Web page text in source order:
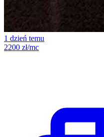
1 dzień temu
2200 zł/mc